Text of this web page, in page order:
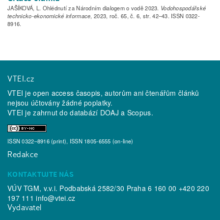
JAŠÍKOVÁ, L. Ohlédnutí za Národním dialogem o vodě 2023. Vodohospodářské
technicko-ekonomické informace, 2023, roč. 65, č. 6, str. 42–43. ISSN 0322-
8916.
VTEI.cz
VTEI je open access časopis, autorům ani čtenářům článků
nejsou účtovány žádné poplatky.
VTEI je zahrnut do databází DOAJ a Scopus.
ISSN 0322–8916 (print), ISSN 1805-6555 (on-line)
Redakce
KONTAKTUJTE NÁS
VÚV TGM, v.v.i. Podbabská 2582/30 Praha 6 160 00 +420 220
197 111info@vtei.cz
Vydavatel